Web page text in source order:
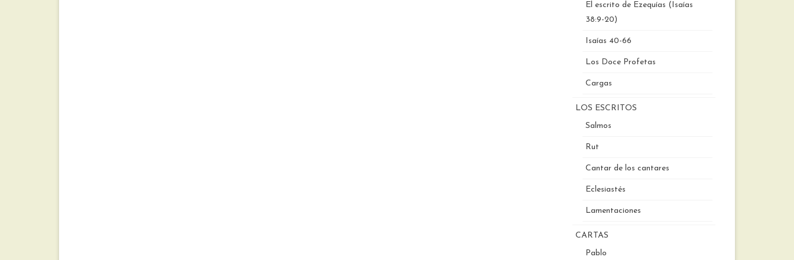
El escrito de Ezequías (Isaías
38:9-20)
Isaías 40-66
Los Doce Profetas
Cargas
LOS ESCRITOS
Salmos
Rut
Cantar de los cantares
Eclesiastés
Lamentaciones
CARTAS
Pablo